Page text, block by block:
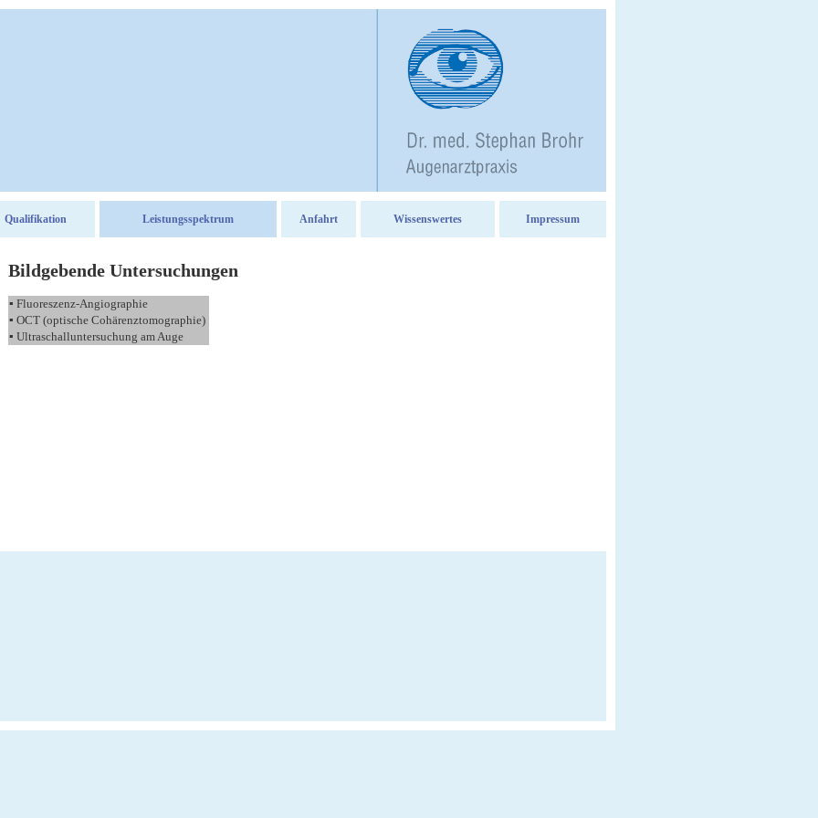
Qualifikation Leistungsspektrum Anfahrt Wissenswertes Impressum
Bildgebende Untersuchungen
▪ Fluoreszenz-Angiographie
▪ OCT (optische Cohärenztomographie)
▪ Ultraschalluntersuchung am Auge